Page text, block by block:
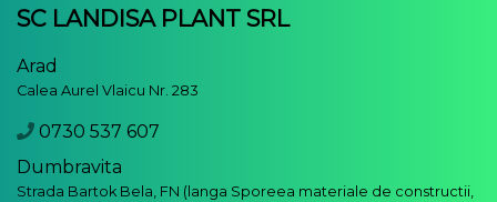
SC LANDISA PLANT SRL
Arad
Calea Aurel Vlaicu Nr. 283
0730 537 607
Dumbravita
Strada Bartok Bela, FN (langa Sporeea materiale de constructii,